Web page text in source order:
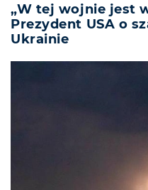
„W tej wojnie jest
Prezydent USA o
Ukrainie